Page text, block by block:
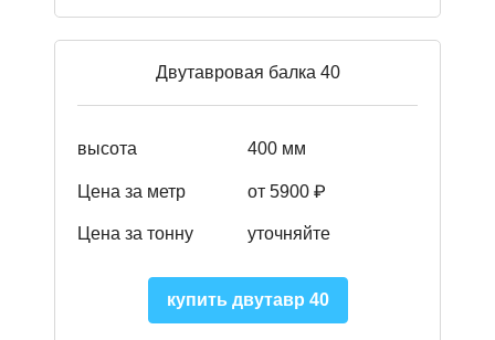
Двутавровая балка 40
высота 400 мм
Цена за метр от 5900 ₽
Цена за тонну уточняйте
купить двутавр 40